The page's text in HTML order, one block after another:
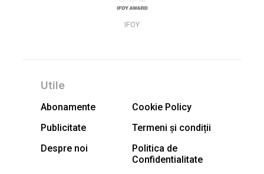
IFOY
Utile
Abonamente
Cookie Policy
Publicitate
Termeni și condiții
Despre noi
Politica de
Confidentialitate